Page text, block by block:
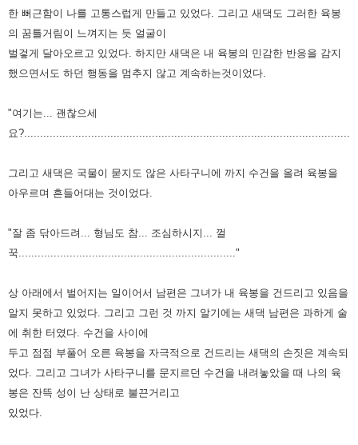
한 뻐근함이 나를 고통스럽게 만들고 있었다. 그리고 새댁도 그러한 육봉
의 꿈틀거림이 느껴지는 듯 얼굴이
벌겋게 달아오르고 있었다. 하지만 새댁은 내 육봉의 민감한 반응을 감지
했으면서도 하던 행동을 멈추지 않고 계속하는것이었다.
"여기는... 괜찮으세
요?......................................................................................................"
그리고 새댁은 국물이 묻지도 않은 사타구니에 까지 수건을 올려 육봉을
아우르며 흔들어대는 것이었다.
"잘 좀 닦아드려... 형님도 참... 조심하시지... 껄
꾹...................................................................."
상 아래에서 벌어지는 일이어서 남편은 그녀가 내 육봉을 건드리고 있음을
알지 못하고 있었다. 그리고 그런 것 까지 알기에는 새댁 남편은 과하게 술
에 취한 터였다. 수건을 사이에
두고 점점 부풀어 오른 육봉을 자극적으로 건드리는 새댁의 손짓은 계속되
었다. 그리고 그녀가 사타구니를 문지르던 수건을 내려놓았을 때 나의 육
봉은 잔뜩 성이 난 상태로 불끈거리고
있었다.